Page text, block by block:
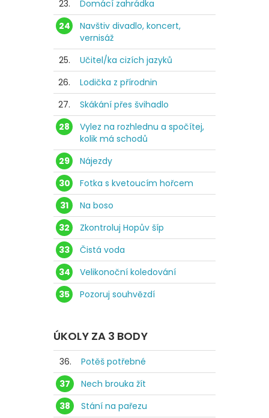
23.
Domácí zahrádka
24
Navštiv divadlo, koncert,
vernisáž
25.
Učitel/ka cizích jazyků
26.
Lodička z přírodnin
27.
Skákání přes švihadlo
28
Vylez na rozhlednu a spočítej,
kolik má schodů
29
Nájezdy
30
Fotka s kvetoucím hořcem
31
Na boso
32
Zkontroluj Hopův šíp
33
Čistá voda
34
Velikonoční koledování
35
Pozoruj souhvězdí
ÚKOLY ZA 3 BODY
36.
Potěš potřebné
37
Nech brouka žít
38
Stání na pařezu